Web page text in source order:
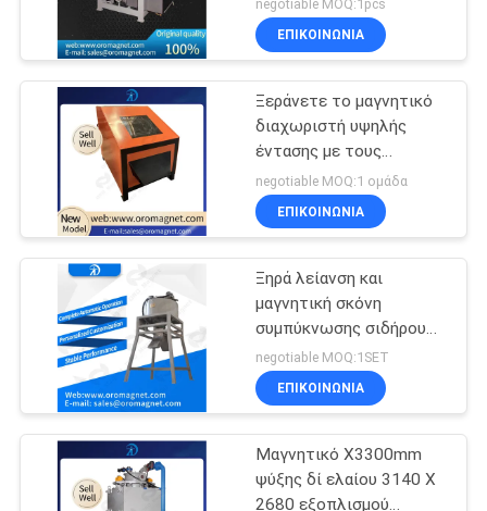
ΈΛΕΓΧΟΣ
ΜΑΣ
ΕΛΆΤΕ
ΕΠΑΦΉ
ΜΕ
ΕΙΔΉΣΕΙΣ
ΓΝΏΣΗ
ΠΕΡΙΠΤΏΣΕΙΣ
συντήρηση
negotiable MOQ:1pcs
ΕΠΙΚΟΙΝΩΝΊΑ
Ξεράνετε το μαγνητικό
διαχωριστή υψηλής
έντασης με τους
διπλούς κυλίνδρους για
την πλαστική άμμο
αστρίου χαλαζία
negotiable MOQ:1 ομάδα
ΕΠΙΚΟΙΝΩΝΊΑ
Ξηρά λείανση και
μαγνητική σκόνη
συμπύκνωσης σιδήρου
εξοπλισμού χωρισμού
negotiable MOQ:1SET
ΕΠΙΚΟΙΝΩΝΊΑ
Μαγνητικό X3300mm
ψύξης δί ελαίου 3140 X
2680 εξοπλισμού